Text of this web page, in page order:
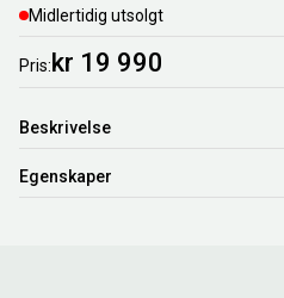
Midlertidig utsolgt
Pris kr 19 990
Beskrivelse
Egenskaper